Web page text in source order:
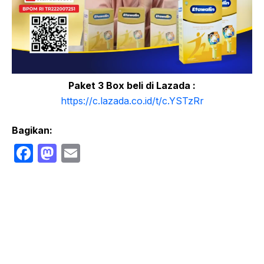
Paket 3 Box beli di Lazada :
https://c.lazada.co.id/t/c.YSTzRr
Bagikan:
F
M